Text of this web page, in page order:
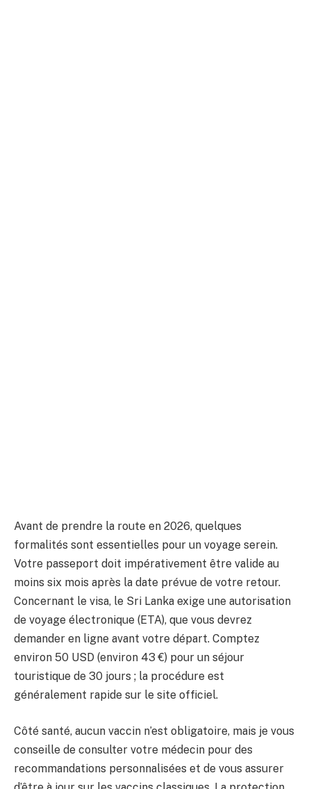
Avant de prendre la route en 2026, quelques
formalités sont essentielles pour un voyage serein.
Votre passeport doit impérativement être valide au
moins six mois après la date prévue de votre retour.
Concernant le visa, le Sri Lanka exige une autorisation
de voyage électronique (ETA), que vous devrez
demander en ligne avant votre départ. Comptez
environ 50 USD (environ 43 €) pour un séjour
touristique de 30 jours ; la procédure est
généralement rapide sur le site officiel.
Côté santé, aucun vaccin n’est obligatoire, mais je vous
conseille de consulter votre médecin pour des
recommandations personnalisées et de vous assurer